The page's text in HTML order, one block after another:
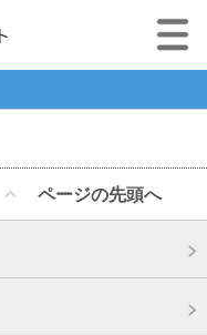
ページの先頭へ